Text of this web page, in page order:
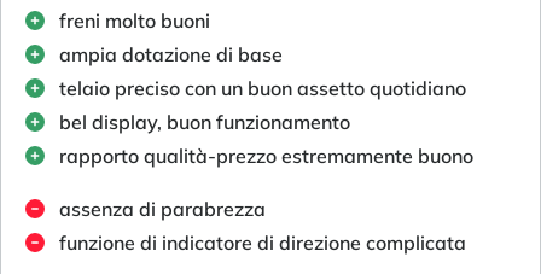
freni molto buoni
ampia dotazione di base
telaio preciso con un buon assetto quotidiano
bel display, buon funzionamento
rapporto qualità-prezzo estremamente buono
assenza di parabrezza
funzione di indicatore di direzione complicata